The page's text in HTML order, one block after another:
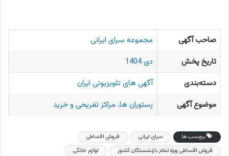
صاحب آگهی
مجموعه سرای ایرانی
تاریخ پخش
دی 1404
دسته‌بندی
آگهی های تلویزیونی ایران
موضوع آگهی
رستوران ها، مراکز تفریحی و خرید
برچسب ها سرای ایرانی
فروش اقساطی
فروش اقساطی ویژه تمام بازنشستگان کشور
لوازم خانگی